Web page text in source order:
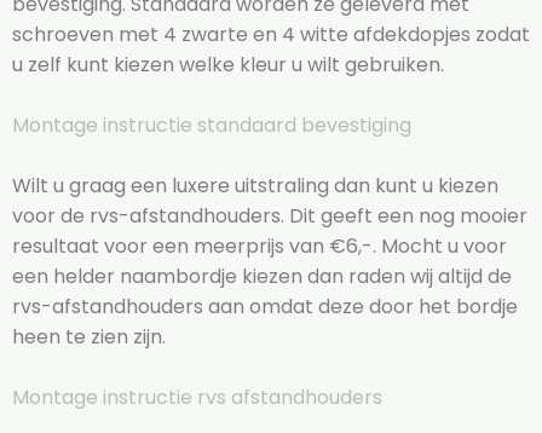
schroeven met 4 zwarte en 4 witte afdekdopjes zodat
u zelf kunt kiezen welke kleur u wilt gebruiken.
Montage instructie standaard bevestiging
Wilt u graag een luxere uitstraling dan kunt u kiezen
voor de rvs-afstandhouders. Dit geeft een nog mooier
resultaat voor een meerprijs van €6,-. Mocht u voor
een helder naambordje kiezen dan raden wij altijd de
rvs-afstandhouders aan omdat deze door het bordje
heen te zien zijn.
Montage instructie rvs afstandhouders